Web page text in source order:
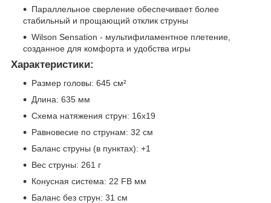
Параллельное сверление обеспечивает более
стабильный и прощающий отклик струны
Wilson Sensation - мультифиламентное плетение,
созданное для комфорта и удобства игры
Характеристики:
Размер головы: 645 см²
Длина: 635 мм
Схема натяжения струн: 16х19
Равновесие по струнам: 32 см
Баланс струны (в пунктах): +1
Вес струны: 261 г
Конусная система: 22 FB мм
Баланс без струн: 31 см